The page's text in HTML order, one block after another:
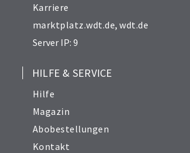
Karriere
marktplatz.wdt.de,wdt.de
Server IP: 9
HILFE & SERVICE
Hilfe
Magazin
Abobestellungen
Kontakt